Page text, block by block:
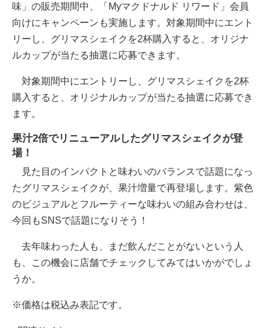
味」の販売期間中、「Myマクドナルド リワード」会員
向けにキャンペーンも実施します。対象期間中にエント
リーし、グリマスシェイクを2杯購入すると、オリジナ
ルカップが当たる抽選に応募できます。
対象期間中にエントリーし、グリマスシェイクを2杯
購入すると、オリジナルカップが当たる抽選に応募でき
ます。
果汁2倍でリニューアルしたグリマスシェイクが登
場！
見た目のインパクトと味わいのバランスで話題になっ
たグリマスシェイクが、果汁増量で再登場します。紫色
のビジュアルとフルーティーな味わいの組み合わせは、
今回もSNSで話題になりそう！
去年味わった人も、まだ飲んだことがないという人
も、この機会に店舗でチェックしてみてはいかがでしょ
うか。
※価格は税込み表記です。